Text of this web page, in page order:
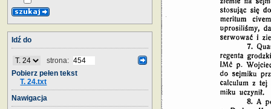
Idź do
strona:
Pobierz pełen tekst
T. 24.txt
Nawigacja